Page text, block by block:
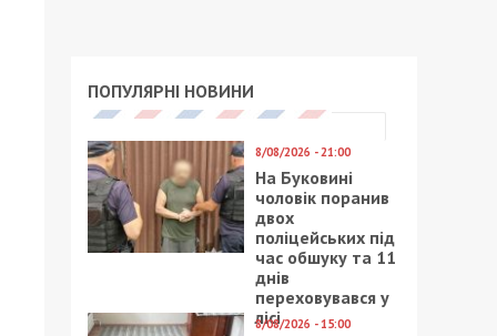
ПОПУЛЯРНІ НОВИНИ
8/08/2026 - 21:00
На Буковині
чоловік поранив
двох
поліцейських під
час обшуку та 11
днів
переховувався у
лісі
8/08/2026 - 15:00